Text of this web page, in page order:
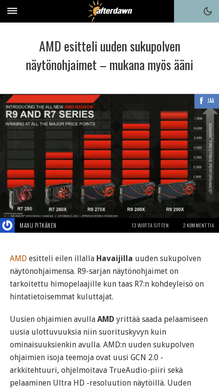
AMD esitteli uuden sukupolven
näytönohjaimet – mukana myös ääni
JAA
MANU PITKÄNEN 13 VUOTTA SITTEN 2 KOMMENTTIA
AMD esitteli eilen illalla Havaijilla uuden sukupolven
näytönohjaimensa. R9-sarjan näytönohjaimet on
tarkoitettu himopelaajille kun taas R7:n kohdeyleisö on
hintatietoisemmat kuluttajat.
Uusien ohjaimien avulla AMD yrittää saada pelaamiseen
uusia ulottuvuuksia niin suorituskyvyn kuin
ominaisuuksienkin avulla. AMD:n uuden sukupolven
ohjaimien isoja teemoja ovat uusi GCN 2.0 -
arkkitehtuuri, ohjelmoitava TrueAudio-piiri sekä
pelaaminen Ultra HD -resoluution näytöillä. Uuden